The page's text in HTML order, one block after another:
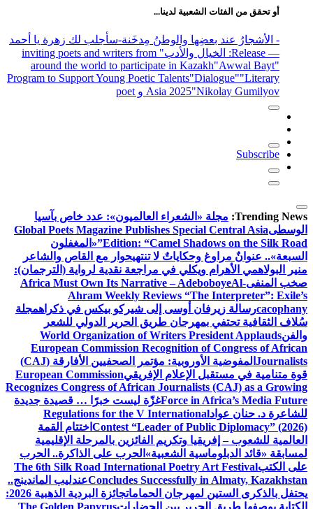
أو تحقق من الفئات الشعبية لدينا...
- الأشجارُ عند بعضِها والوطنُ مِدخَنة-سأجلب لك زهرة يا أحمد
— Release
: الخيال والأدب
" inviting poets and writers from
around the world to participate in Kazakh"Awwal Bayt"
Program to Support Young Poetic Talents"Dialogue""Literary
Asia 2025"Nikolay Gumilyov و poet
Subscribe
Trending News: مجلة «الشعراء العالميون»: عدد خاص بآسيا
الوسطىGlobal Poets Magazine Publishes Special Central Asia
Edition: “Camel Shadows on the Silk Road” «المغفلون
السبعة».. عنوانٌ مراوغ وحكاياتٌ لا تنتهيحوار مع القاص والشاعر
منير البولاهمي الأهرام ويكلي في مراجعة نقدية لرواية (الترجمان):
صخب المنفى
Africa Must Own Its Narrative – AdeboboyeAl-
Ahram Weekly Reviews “The Interpreter”: Exile’s
cacophanyرسالة زيرفان أوسى إلى شيركو بيكس في ذكراهمجلة
سُلاف الثقافية تحتفي بمهرجان طريق الحرير الدولي للشعر
والفنWorld Organization of Writers President Applauds
European Commission Recognition of Congress of African
Journalists
المفوضية الأوروبية: مؤتمر الصحفيين الأفارقة (CAJ)
قوة متنامية في مستقبل الإعلام الإفريقيEuropean Commission
Recognizes Congress of African Journalists (CAJ) as a Growing
Force in Africa’s Media Futureغزّة ليست خبرًا … قصيدة جديدة
للشاعرة د. حنان عوادRegulations for the V International
Contest “Leader of Public Diplomacy” (2026) اختتام القمة
العالمية للشعوب – إفريقيا وتكريم الفائزين بالمرحلة الإقليمية
لمسابقة «قائد الدبلوماسية الشعبية» الحرب على الذاكرة.. الحرب
على الكتبThe 6th Silk Road International Poetry Art Festival
Concludes Successfully in Almaty, Kazakhstanعندليب الماندينج..
يحتفل بالذكرى الستين لمهرجان الحمامات
جائزة البردية الذهبية 2026: